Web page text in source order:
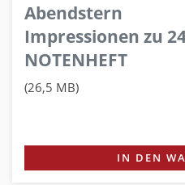
Abendstern
Impressionen zu
NOTENHEFT
(26,5 MB)
IN DEN